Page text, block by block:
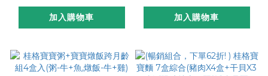
加入購物車 加入購物車